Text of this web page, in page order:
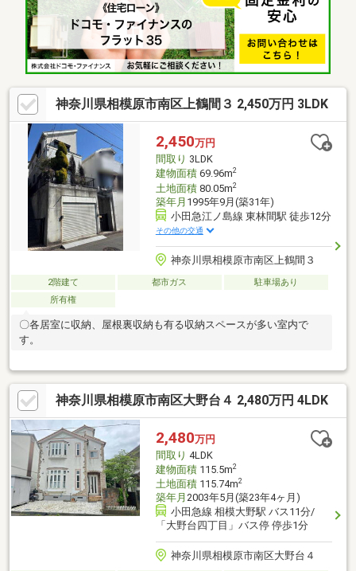
神奈川県相模原市南区上鶴間３ 2,450万円 3LDK
2,450万円
間取り 3LDK
建物面積69.96m2
土地面積80.05m2
築年月 1995年9月(築31年)
小田急江ノ島線 東林間駅 徒歩12分
その他の交通
神奈川県相模原市南区上鶴間３
2階建て 都市ガス
駐車場あり
所有権
〇各居室に収納、屋根裏収納も有る収納スペースが多い室内で
す。
神奈川県相模原市南区大野台４ 2,480万円 4LDK
2,480万円
間取り 4LDK
建物面積115.5m2
土地面積115.74m2
築年月 2003年5月(築23年4ヶ月)
小田急線 相模大野駅 バス11分/
「大野台四丁目」バス停 停歩1分
神奈川県相模原市南区大野台４